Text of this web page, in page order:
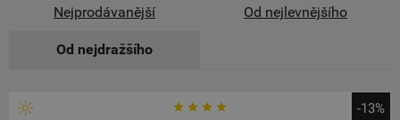
Nejprodávanější Od nejlevnějšího
Od nejdražšího
-13%